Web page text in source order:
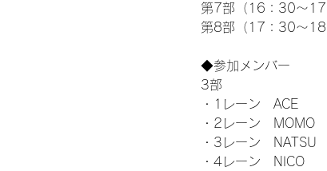
第7部（16：30～17
第8部（17：30～18
◆参加メンバー
3部
・1レーン　ACE
・2レーン　MOMO
・3レーン　NATSU
・4レーン　NICO